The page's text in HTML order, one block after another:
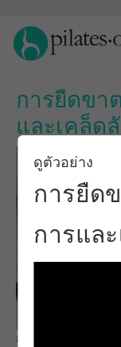
การยืดขา
และเคล็ด
ดูตัวอย่าง
การยืด
การแล
สังเกตและเรียนรู้